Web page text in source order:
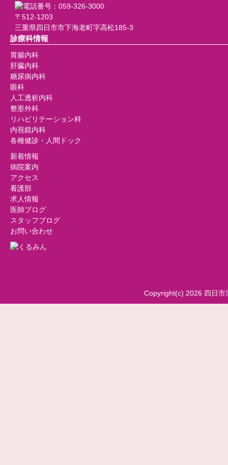
〒512-1203
三重県四日市市下海老町字高松185-3
診療科情報
胃腸内科
肝臓内科
糖尿病内科
眼科
人工透析内科
整形外科
リハビリテーション科
内視鏡内科
各種健診・人間ドック
新着情報
病院案内
アクセス
看護部
求人情報
医師ブログ
スタッフブログ
お問い合わせ
Copyright(c) 2026 四日